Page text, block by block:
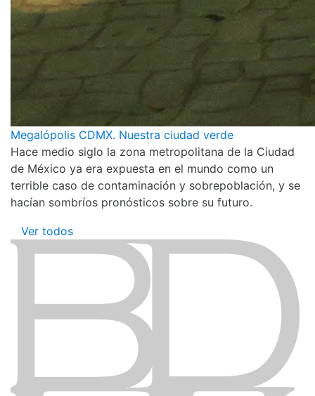
Megalópolis CDMX. Nuestra ciudad verde
Hace medio siglo la zona metropolitana de la Ciudad
de México ya era expuesta en el mundo como un
terrible caso de contaminación y sobrepoblación, y se
hacían sombríos pronósticos sobre su futuro.
Ver todos